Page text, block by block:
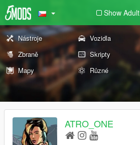
Show Adult
Nástroje Vozidla
Zbraně
Skripty
Mapy
Různé
ATRO_ONE